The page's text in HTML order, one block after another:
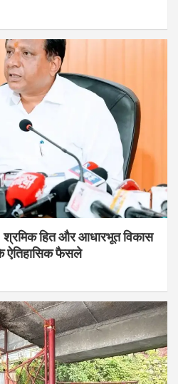
श्रमिक हित और आधारभूत विकास
ऐतिहासिक फैसले